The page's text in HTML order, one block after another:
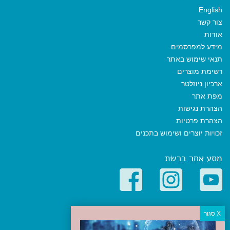
English
צור קשר
אודות
מידע למפרסמים
תנאי שימוש באתר
רשימת מוצרים
ארכיון ניוזלטר
מפת אתר
הצהרת נגישות
הצהרת פרטיות
זכויות יוצרים ושימוש בתכנים
מסע אחר ברשת
קטגוריות פופולריות
יעדים